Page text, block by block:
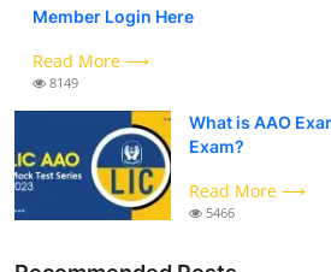
Member Login Here
Read More ⟶
8149
What is AAO
Exam?
Read More ⟶
5466